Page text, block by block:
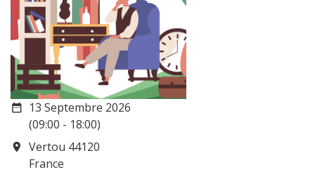
date_range
13 Septembre 2026
(09:00 - 18:00)
room
Vertou 44120
France